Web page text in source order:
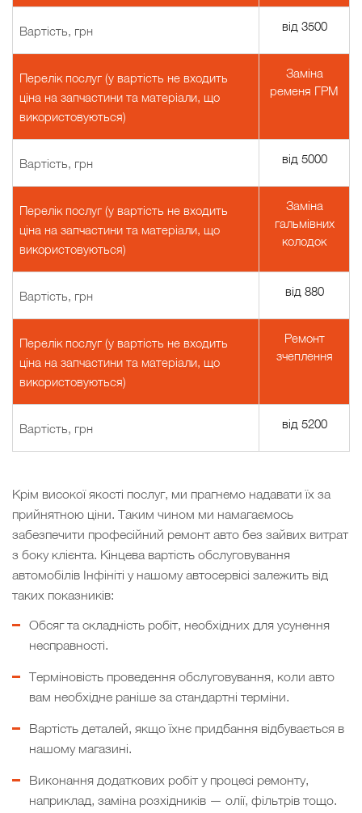
Вартість, грн від 3500
Перелік послуг (у вартість не входить
ціна на запчастини та матеріали, що
використовуються)
Заміна
ременя ГРМ
Вартість, грн від 5000
Перелік послуг (у вартість не входить
ціна на запчастини та матеріали, що
використовуються)
Заміна
гальмівних
колодок
Вартість, грн від 880
Перелік послуг (у вартість не входить
ціна на запчастини та матеріали, що
використовуються)
Ремонт
зчеплення
Вартість, грн від 5200
Крім високої якості послуг, ми прагнемо надавати їх за
прийнятною ціни. Таким чином ми намагаємось
забезпечити професійний ремонт авто без зайвих витрат
з боку клієнта. Кінцева вартість обслуговування
автомобілів Інфініті у нашому автосервісі залежить від
таких показників:
Обсяг та складність робіт, необхідних для усунення
несправності.
Терміновість проведення обслуговування, коли авто
вам необхідне раніше за стандартні терміни.
Вартість деталей, якщо їхнє придбання відбувається в
нашому магазині.
Виконання додаткових робіт у процесі ремонту,
наприклад, заміна розхідників — олії, фільтрів тощо.